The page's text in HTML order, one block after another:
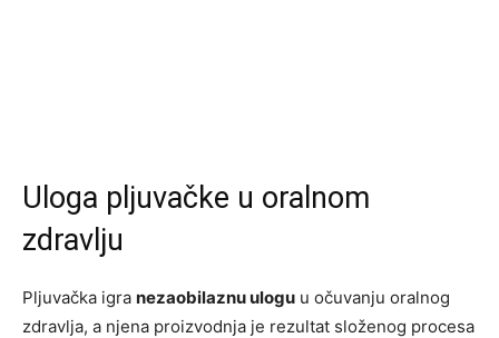
Uloga pljuvačke u oralnom
zdravlju
Pljuvačka igra nezaobilaznu ulogu u očuvanju oralnog
zdravlja, a njena proizvodnja je rezultat složenog procesa